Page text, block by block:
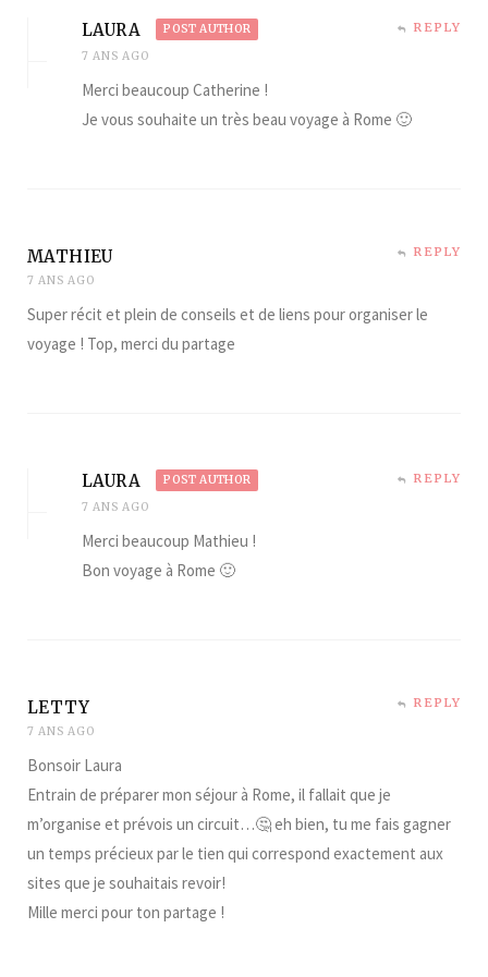
LAURA
POST AUTHOR
7 ANS AGO
REPLY
Merci beaucoup Catherine !
Je vous souhaite un très beau voyage à Rome 🙂
MATHIEU
7 ANS AGO
REPLY
Super récit et plein de conseils et de liens pour organiser le
voyage ! Top, merci du partage
LAURA
POST AUTHOR
7 ANS AGO
REPLY
Merci beaucoup Mathieu !
Bon voyage à Rome 🙂
LETTY
7 ANS AGO
REPLY
Bonsoir Laura
Entrain de préparer mon séjour à Rome, il fallait que je
m’organise et prévois un circuit…🤔 eh bien, tu me fais gagner
un temps précieux par le tien qui correspond exactement aux
sites que je souhaitais revoir!
Mille merci pour ton partage !